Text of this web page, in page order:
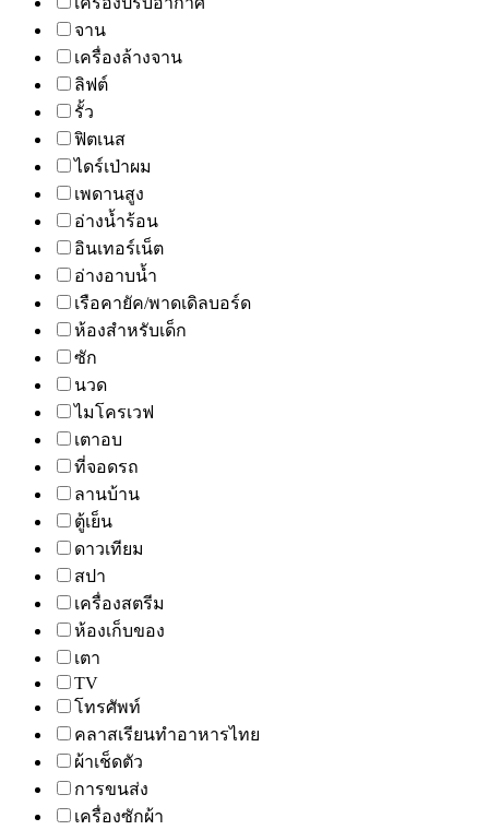
จาน
เครื่องล้างจาน
ลิฟต์
รั้ว
ฟิตเนส
ไดร์เป่าผม
เพดานสูง
อ่างน้ำร้อน
อินเทอร์เน็ต
อ่างอาบน้ำ
เรือคายัค/พาดเดิลบอร์ด
ห้องสำหรับเด็ก
ซัก
นวด
ไมโครเวฟ
เตาอบ
ที่จอดรถ
ลานบ้าน
ตู้เย็น
ดาวเทียม
สปา
เครื่องสตรีม
ห้องเก็บของ
เตา
TV
โทรศัพท์
คลาสเรียนทำอาหารไทย
ผ้าเช็ดตัว
การขนส่ง
เครื่องซักผ้า